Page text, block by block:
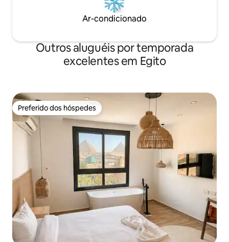
Ar-condicionado
Outros aluguéis por temporada
excelentes em Egito
Preferido dos hóspedes
Preferido dos hóspedes